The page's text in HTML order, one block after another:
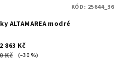
ALTAMAREA modré
2 863 Kč
Kč
(–30 %)
KÓD: 25644_36